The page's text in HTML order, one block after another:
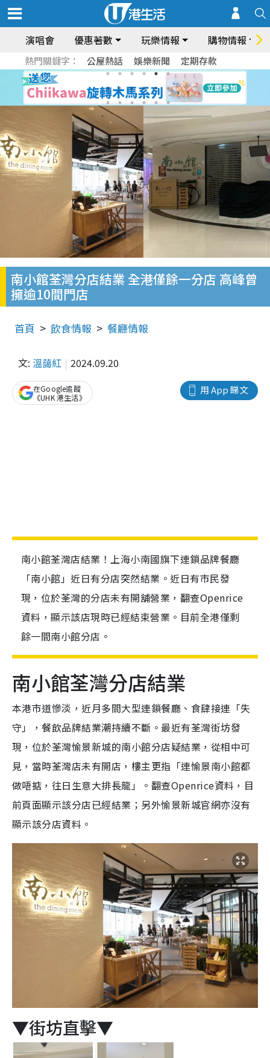
演唱會 優惠著數 玩樂情報 購物情報
熱門關鍵字： 公屋熱話 娛樂新聞 定期存款
南小館荃灣分店結業 全港僅餘一分店 高峰曾
擁逾10間門店
首頁 飲食情報 餐廳情報
文: 溫藹紅 2024.09.20
用 App 睇文
在Google追蹤
《UHK 港生活》
南小館荃灣店結業！上海小南國旗下連鎖品牌餐廳
「南小館」近日有分店突然結業。近日有市民發
現，位於荃灣的分店未有開舖營業，翻查Openrice
資料，顯示該店現時已經結束營業。目前全港僅剩
餘一間南小館分店。
南小館荃灣分店結業
本港市道慘淡，近月多間大型連鎖餐廳、食肆接連「失
守」，餐飲品牌結業潮持續不斷。最近有荃灣街坊發
現，位於荃灣愉景新城的南小館分店疑結業，從相中可
見，當時荃灣店未有開店，樓主更指「連愉景南小館都
做唔掂，往日生意大排長龍」。翻查Openrice資料，目
前頁面顯示該分店已經結業；另外愉景新城官網亦沒有
顯示該分店資料。
▼街坊直擊▼